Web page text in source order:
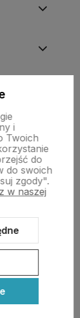
Modern 3.0™
i
Twoich
do
do swoich
zgody".
w naszej